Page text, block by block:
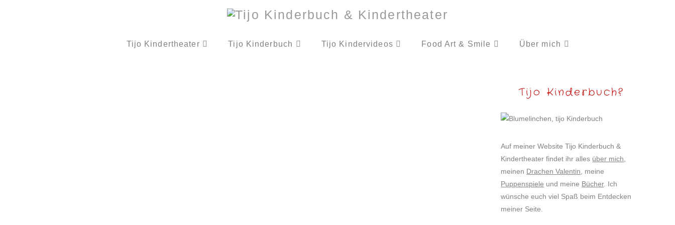
Tijo Kindertheater Tijo Kinderbuch Tijo Kindervideos Food Art & Smile Über mich
Tijo Kinderbuch?
Auf meiner Website Tijo Kinderbuch &
Kindertheater findet ihr alles über mich
meinen Drachen Valentin , meine
Puppenspiele und meine Bücher. Ich
wünsche euch viel Spaß beim Entdecken
meiner Seite.